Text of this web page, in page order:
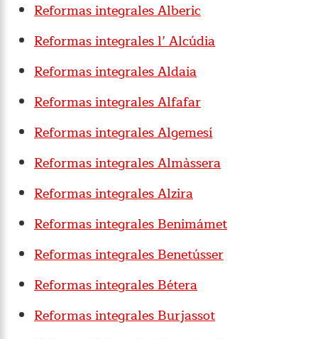
Reformas integrales Alberic
Reformas integrales l’ Alcúdia
Reformas integrales Aldaia
Reformas integrales Alfafar
Reformas integrales Algemesí
Reformas integrales Almàssera
Reformas integrales Alzira
Reformas integrales Benimámet
Reformas integrales Benetússer
Reformas integrales Bétera
Reformas integrales Burjassot